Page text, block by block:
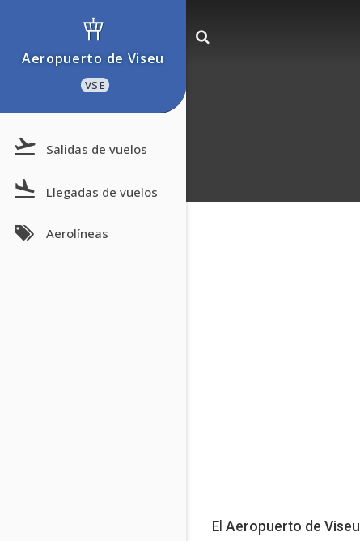
Aeropuerto de Viseu
VSE
Salidas de vuelos
Llegadas de vuelos
Aerolíneas
El Aeropuerto de Viseu